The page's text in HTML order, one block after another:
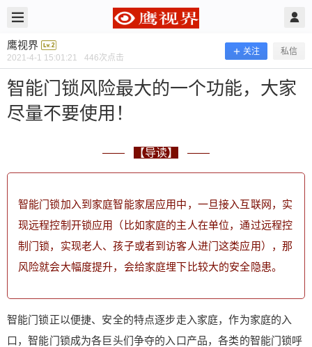
鹰视界
2021-4-1 15:01:21 446次点击
关注 私信
智能门锁风险最大的一个功能，大家
尽量不要使用！
—— 【导读】 ——
智能门锁加入到家庭智能家居应用中，一旦接入互联网，实
现远程控制开锁应用（比如家庭的主人在单位，通过远程控
制门锁，实现老人、孩子或者到访客人进门这类应用），那
风险就会大幅度提升，会给家庭埋下比较大的安全隐患。
智能门锁正以便捷、安全的特点逐步走入家庭，作为家庭的入
口，智能门锁成为各巨头们争夺的入口产品，各类的智能门锁呼
鹰视界 @ 鹰视界 2021/4/01
智能门锁风险最大的一个功能，大家尽
量不要使用！
—— 【导读】 —— 智能门锁加入到家庭智能家
居应用中，一旦接入互联网，实现远程控制开锁应
用（比如家庭的主人在单位，通过远程控制门锁，